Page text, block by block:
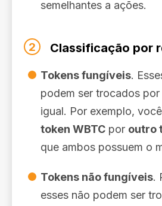
semelhantes a ações.
2 Classificação por
Tokens fungíveis.
podem ser trocados
igual. Por exemplo,
token WBTC por outro
que ambos possuem o
Tokens não fungíveis.
esses não podem ser